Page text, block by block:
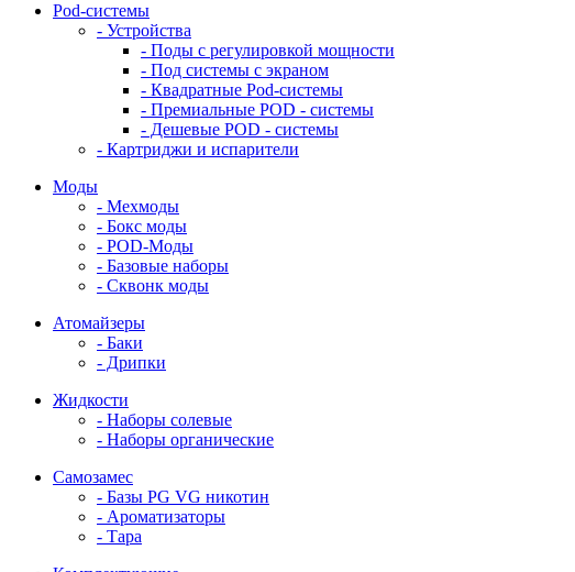
Pod-системы
- Устройства
- Поды с регулировкой мощности
- Под системы с экраном
- Квадратные Pod-системы
- Премиальные POD - системы
- Дешевые POD - системы
- Картриджи и испарители
Моды
- Мехмоды
- Бокс моды
- POD-Моды
- Базовые наборы
- Сквонк моды
Атомайзеры
- Баки
- Дрипки
Жидкости
- Наборы солевые
- Наборы органические
Самозамес
- Базы PG VG никотин
- Ароматизаторы
- Тара